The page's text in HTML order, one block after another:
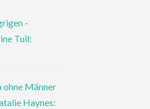
-
Tuil:
Männer
Haynes: